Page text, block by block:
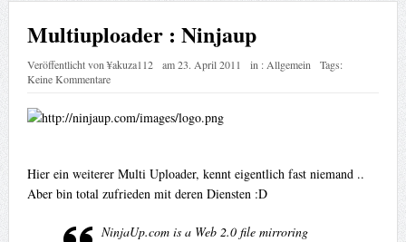
Multiuploader : Ninjaup
Veröffentlicht von¥akuza112 am23. April 2011 in : Allgemein
Tags:
Keine Kommentare
Hier ein weiterer Multi Uploader, kennt eigentlich fast niemand ..
Aber bin total zufrieden mit deren Diensten :D
NinjaUp.com is a Web 2.0 file mirroring